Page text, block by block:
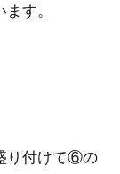
す。
り付けて⑥の